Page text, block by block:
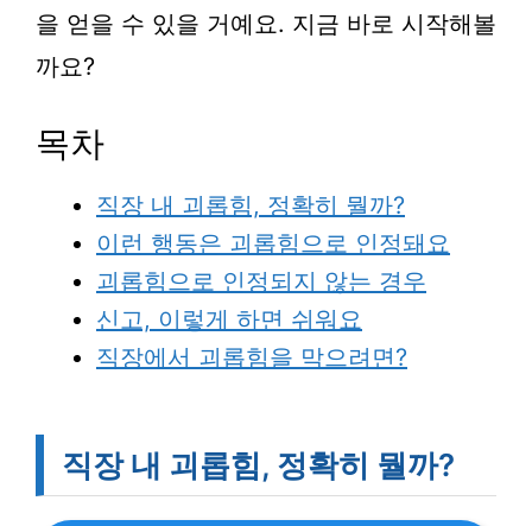
을 얻을 수 있을 거예요. 지금 바로 시작해볼
까요?
목차
직장 내 괴롭힘, 정확히 뭘까?
이런 행동은 괴롭힘으로 인정돼요
괴롭힘으로 인정되지 않는 경우
신고, 이렇게 하면 쉬워요
직장에서 괴롭힘을 막으려면?
직장 내 괴롭힘, 정확히 뭘까?